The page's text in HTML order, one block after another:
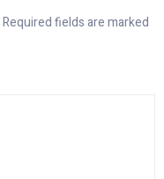
Required fields are marked